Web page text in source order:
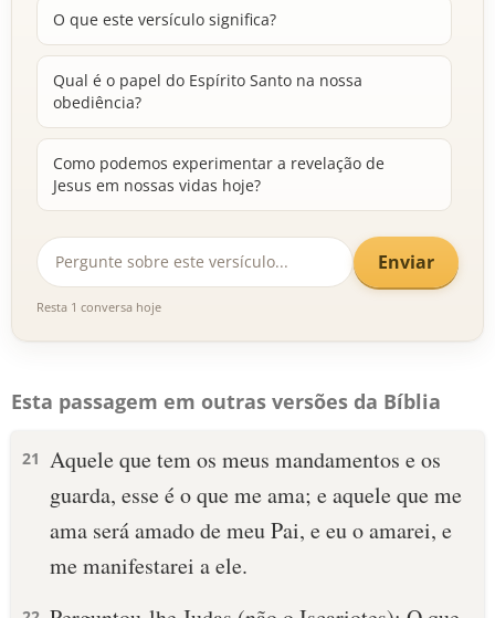
O que este versículo significa?
Qual é o papel do Espírito Santo na nossa
obediência?
Como podemos experimentar a revelação de
Jesus em nossas vidas hoje?
Enviar
Resta 1 conversa hoje
Esta passagem em outras versões da Bíblia
21 Aquele que tem os meus mandamentos e os
guarda, esse é o que me ama; e aquele que me
ama será amado de meu Pai, e eu o amarei, e
me manifestarei a ele.